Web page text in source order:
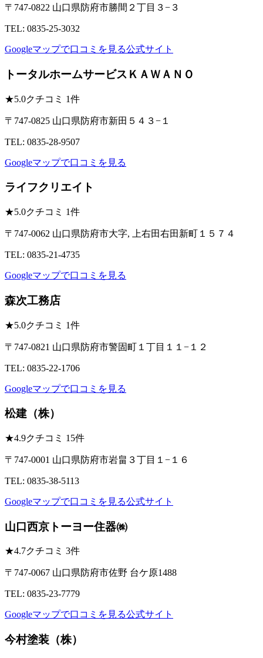
〒747-0822 山口県防府市勝間２丁目３−３
TEL: 0835-25-3032
Googleマップで口コミを見る公式サイト
トータルホームサービスＫＡＷＡＮＯ
★5.0クチコミ 1件
〒747-0825 山口県防府市新田５４３−１
TEL: 0835-28-9507
Googleマップで口コミを見る
ライフクリエイト
★5.0クチコミ 1件
〒747-0062 山口県防府市大字, 上右田右田新町１５７４
TEL: 0835-21-4735
Googleマップで口コミを見る
森次工務店
★5.0クチコミ 1件
〒747-0821 山口県防府市警固町１丁目１１−１２
TEL: 0835-22-1706
Googleマップで口コミを見る
松建（株）
★4.9クチコミ 15件
〒747-0001 山口県防府市岩畠３丁目１−１６
TEL: 0835-38-5113
Googleマップで口コミを見る公式サイト
山口西京トーヨー住器㈱
★4.7クチコミ 3件
〒747-0067 山口県防府市佐野 台ケ原1488
TEL: 0835-23-7779
Googleマップで口コミを見る公式サイト
今村塗装（株）